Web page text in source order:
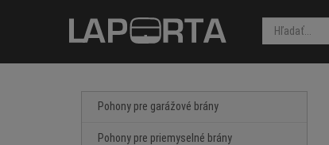
Pohony pre garážové brány
Pohony pre priemyselné brány